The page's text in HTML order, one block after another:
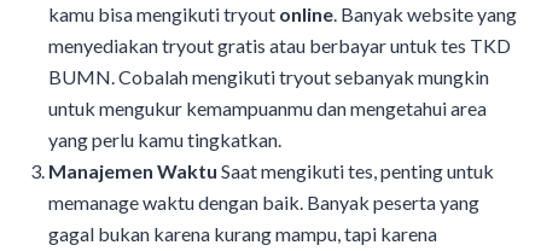
kamu bisa mengikuti tryout online . Banyak website yang
menyediakan tryout gratis atau berbayar untuk tes TKD
BUMN. Cobalah mengikuti tryout sebanyak mungkin
untuk mengukur kemampuanmu dan mengetahui area
yang perlu kamu tingkatkan.
Manajemen Waktu Saat mengikuti tes, penting untuk
memanage waktu dengan baik. Banyak peserta yang
gagal bukan karena kurang mampu, tapi karena